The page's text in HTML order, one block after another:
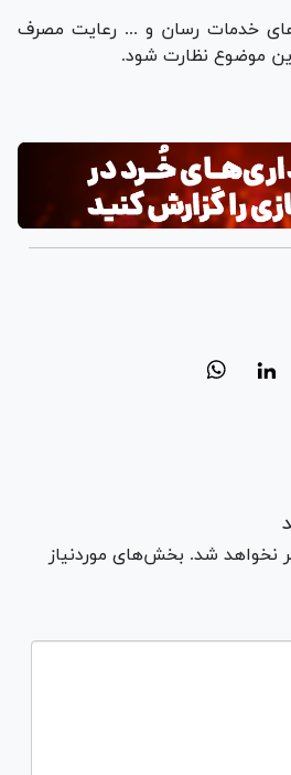
خدمات رسان و ... رعایت مصرف
موضوع نظارت شود.
نخواهد شد. بخش‌های موردنیاز